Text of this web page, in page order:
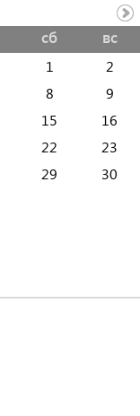
сб вс
1
2
8
9
15
16
22
23
29
30